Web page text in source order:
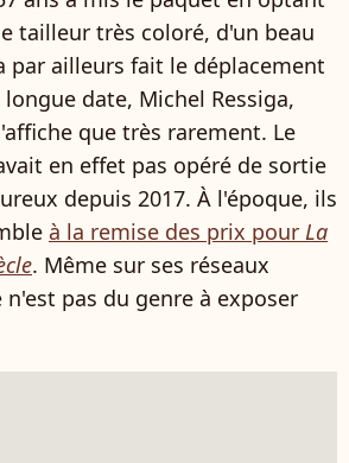
tailleur très coloré, d'un beau
par ailleurs fait le déplacement
date, Michel Ressiga,
que très rarement. Le
en effet pas opéré de sortie
depuis 2017. À l'époque, ils
à la remise des prix pour La
. Même sur ses réseaux
n'est pas du genre à exposer